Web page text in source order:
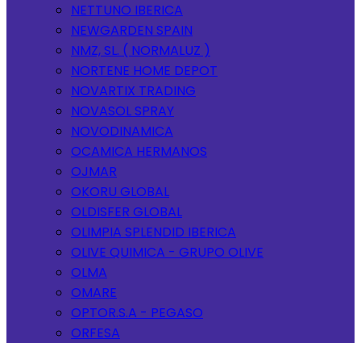
NETTUNO IBERICA
NEWGARDEN SPAIN
NMZ, SL. ( NORMALUZ )
NORTENE HOME DEPOT
NOVARTIX TRADING
NOVASOL SPRAY
NOVODINAMICA
OCAMICA HERMANOS
OJMAR
OKORU GLOBAL
OLDISFER GLOBAL
OLIMPIA SPLENDID IBERICA
OLIVE QUIMICA - GRUPO OLIVE
OLMA
OMARE
OPTOR.S.A - PEGASO
ORFESA